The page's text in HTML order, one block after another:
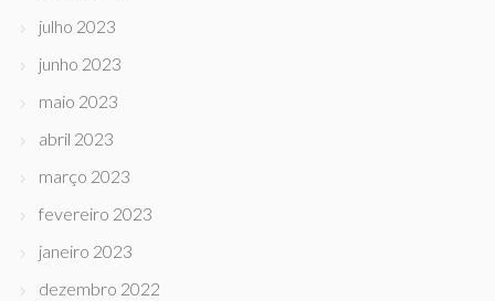
julho 2023
junho 2023
maio 2023
abril 2023
março 2023
fevereiro 2023
janeiro 2023
dezembro 2022